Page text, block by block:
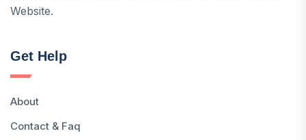
Website.
Get Help
About
Contact & Faq